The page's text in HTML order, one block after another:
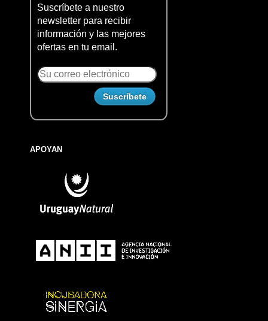
Suscríbete a nuestro
newsletter para recibir
información y las mejores
ofertas en tu email.
APOYAN